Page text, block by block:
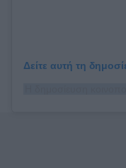
Δείτε αυτή τη